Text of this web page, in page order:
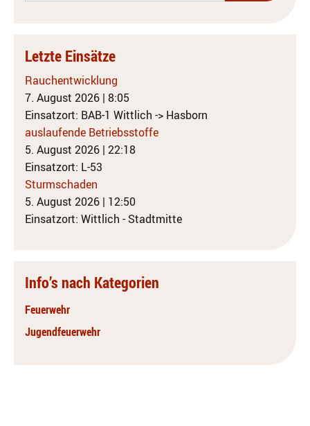
Letzte Einsätze
Rauchentwicklung
7. August 2026 | 8:05
Einsatzort: BAB-1 Wittlich -> Hasborn
auslaufende Betriebsstoffe
5. August 2026 | 22:18
Einsatzort: L-53
Sturmschaden
5. August 2026 | 12:50
Einsatzort: Wittlich - Stadtmitte
Info’s nach Kategorien
Feuerwehr
Jugendfeuerwehr